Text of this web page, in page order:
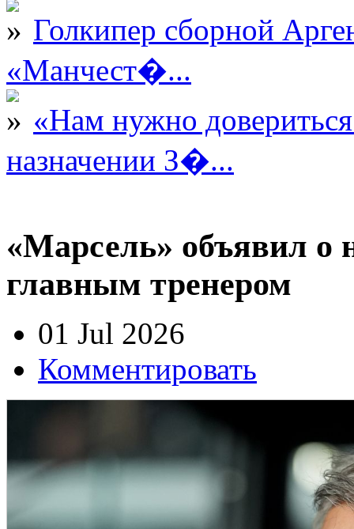
Голкипер сборной
«Манчест�...
«Нам нужно
назначении З�...
«Марсель» объявил о
главным тренером
01 Jul 2026
Комментировать